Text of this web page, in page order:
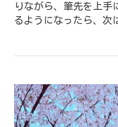
りながら、筆先を上手
るようになったら、次